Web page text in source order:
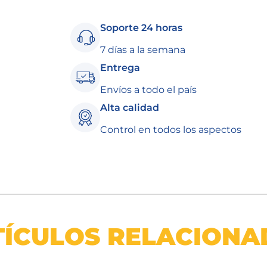
Soporte 24 horas
7 días a la semana
Entrega
Envíos a todo el país
Alta calidad
Control en todos los aspectos